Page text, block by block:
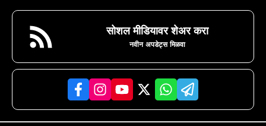
सोशल मीडियावर शेअर करा
नवीन अपडेट्स मिळवा